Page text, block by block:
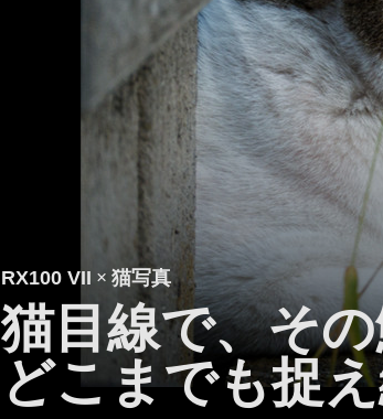
RX100 VII × 猫写真
猫目線で、その
どこまでも捉